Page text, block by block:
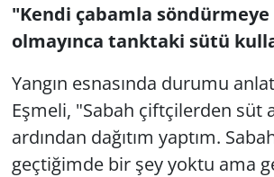
"Kendi çabamla söndürmeye
olmayınca tanktaki sütü
Yangın esnasında durumu
Eşmeli, "Sabah çiftçilerden süt
ardından dağıtım yaptım.
geçtiğimde bir şey yoktu ama